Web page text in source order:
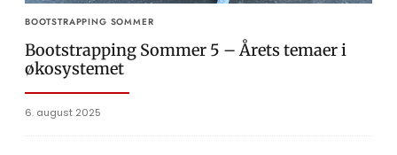
BOOTSTRAPPING SOMMER
Bootstrapping Sommer 5 – Årets temaer i
økosystemet
6. august 2025